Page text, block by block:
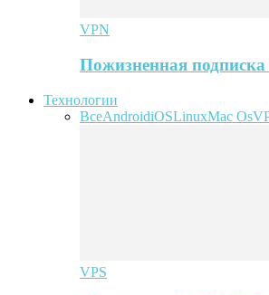
VPN
Пожизненная подписка
Технологии
ВсеAndroidiOSLinuxMac Os
VPS